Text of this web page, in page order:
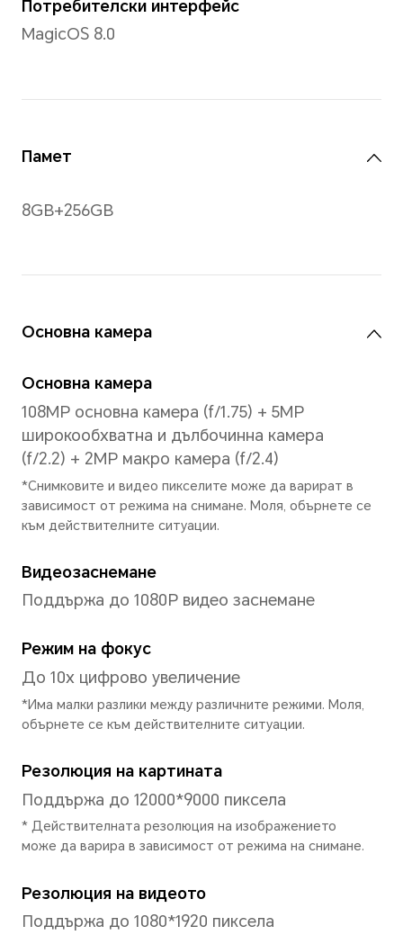
* Разделителната способност,
на докосване
Процесор
Модел на процесора
MediaTek Dimensity 6080
Вид на процесора
Работна честота на
* Действителната честота може